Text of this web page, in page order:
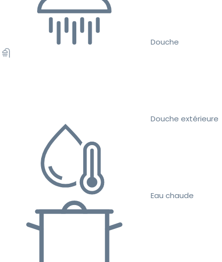
Douche
Douche extérieure
Eau chaude